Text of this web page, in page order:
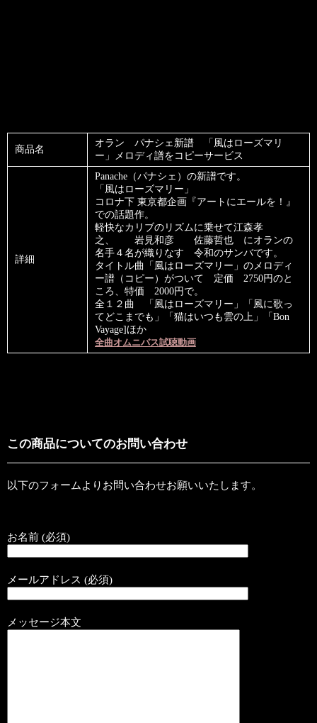
商品名
オラン パナシェ新譜 「風はローズマリ
ー」メロディ譜をコピーサービス
詳細
Panache（パナシェ）の新譜です。
「風はローズマリー」
コロナ下 東京都企画『アートにエールを！』
での話題作。
軽快なカリブのリズムに乗せて江森孝
之、 岩見和彦 佐藤哲也 にオランの
名手４名が織りなす 令和のサンバです。
タイトル曲「風はローズマリー」のメロディ
ー譜（コピー）がついて 定価 2750円のと
ころ、特価 2000円で。
全１２曲 「風はローズマリー」「風に歌っ
てどこまでも」「猫はいつも雲の上」「Bon
Vayage]ほか
全曲オムニバス試聴動画
この商品についてのお問い合わせ
以下のフォームよりお問い合わせお願いいたします。
お名前 (必須)
メールアドレス (必須)
メッセージ本文